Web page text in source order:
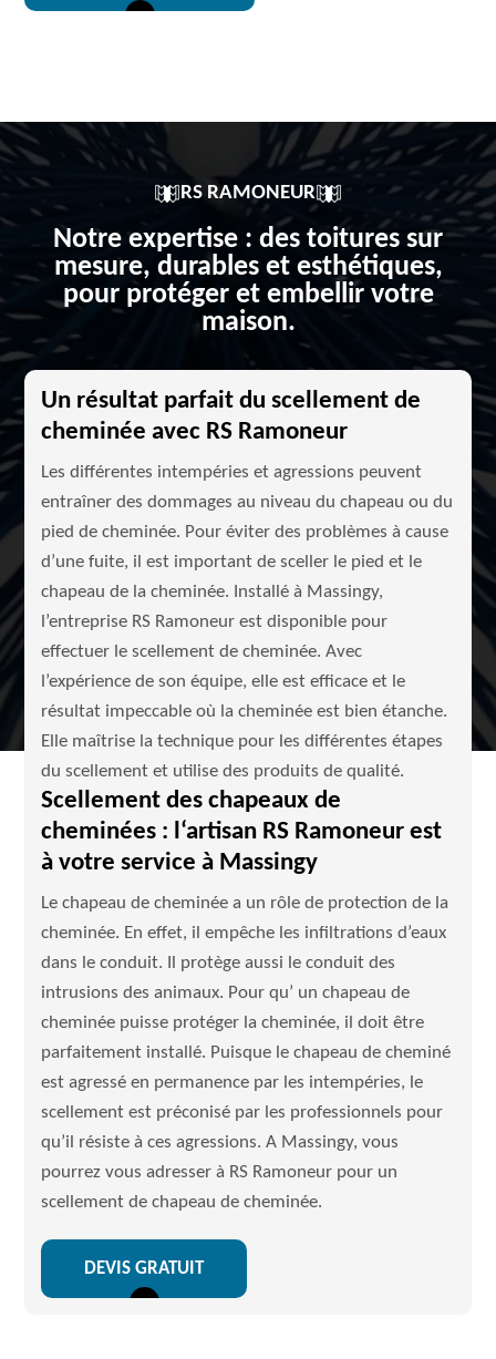
RS RAMONEUR
Notre expertise : des toitures sur
mesure, durables et esthétiques,
pour protéger et embellir votre
maison.
Un résultat parfait du scellement de
cheminée avec RS Ramoneur
Les différentes intempéries et agressions peuvent
entraîner des dommages au niveau du chapeau ou du
pied de cheminée. Pour éviter des problèmes à cause
d’une fuite, il est important de sceller le pied et le
chapeau de la cheminée. Installé à Massingy,
l’entreprise RS Ramoneur est disponible pour
effectuer le scellement de cheminée. Avec
l’expérience de son équipe, elle est efficace et le
résultat impeccable où la cheminée est bien étanche.
Elle maîtrise la technique pour les différentes étapes
du scellement et utilise des produits de qualité.
Scellement des chapeaux de
cheminées : l‘artisan RS Ramoneur est
à votre service à Massingy
Le chapeau de cheminée a un rôle de protection de la
cheminée. En effet, il empêche les infiltrations d’eaux
dans le conduit. Il protège aussi le conduit des
intrusions des animaux. Pour qu’ un chapeau de
cheminée puisse protéger la cheminée, il doit être
parfaitement installé. Puisque le chapeau de cheminé
est agressé en permanence par les intempéries, le
scellement est préconisé par les professionnels pour
qu’il résiste à ces agressions. A Massingy, vous
pourrez vous adresser à RS Ramoneur pour un
scellement de chapeau de cheminée.
DEVIS GRATUIT